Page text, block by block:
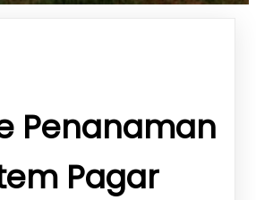
Penanaman
Pagar